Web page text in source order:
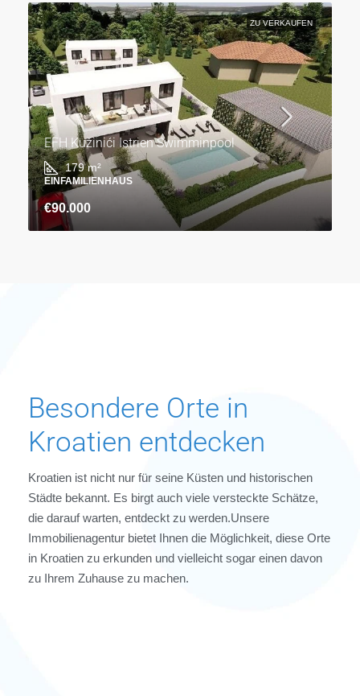
ZU VERKAUFEN
EFH Kužinići Istrien Swimminpool
179 m²
EINFAMILIENHAUS
€90.000
Besondere Orte in
Kroatien entdecken
Kroatien ist nicht nur für seine Küsten und historischen
Städte bekannt. Es birgt auch viele versteckte Schätze,
die darauf warten, entdeckt zu werden.Unsere
Immobilienagentur bietet Ihnen die Möglichkeit, diese Orte
in Kroatien zu erkunden und vielleicht sogar einen davon
zu Ihrem Zuhause zu machen.